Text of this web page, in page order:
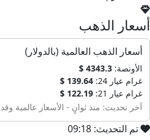
أسعار الذهب
أسعار الذهب العالمية (بالدولار)
الأونصة: 4343.3 $
غرام عيار 24:
139.64 $
غرام عيار 21:
122.19 $
آخر تحديث: منذ ثوانٍ - الأسعار عالمية
تم التحديث: 09:18